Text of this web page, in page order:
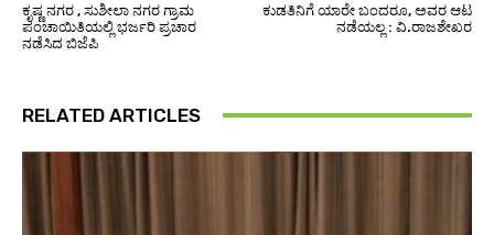
ಕೃಷ್ಣ ನಗರ , ಸುಶೀಲಾ ನಗರ ಗ್ರಾಮ
ಪಂಚಾಯಿತಿಯಲ್ಲಿ ಭರ್ಜರಿ ಪ್ರಚಾರ
ನಡೆಸಿದ ಬಿಜೆಪಿ
ಕುಡತಿನಿಗೆ ಯಾರೇ ಬಂದರೂ, ಅವರ ಆಟ
ನಡೆಯಲ್ಲ : ವಿ.ರಾಜಶೇಖರ
RELATED ARTICLES